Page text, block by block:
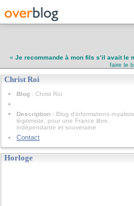
« Je recommande à mon fils s’il avait le
faire le
Christ Roi
Blog : Christ Roi
Description : Blog d'informations royaliste,
légitimiste, pour une France libre,
indépendante et souveraine
Contact
Horloge